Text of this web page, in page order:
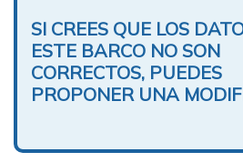
SI CREES QUE LOS
ESTE BARCO NO SON
CORRECTOS, PUEDES
PROPONER UNA